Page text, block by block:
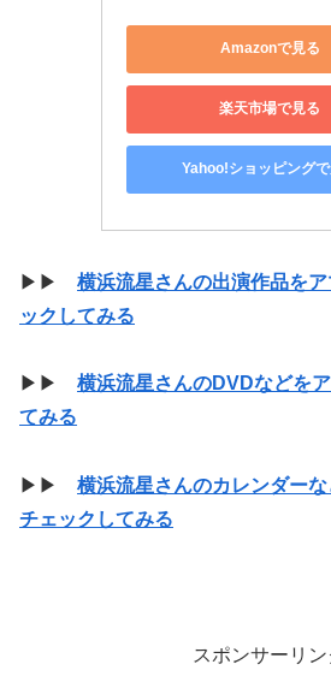
Amazonで見る
楽天市場で見る
Yahoo!ショッピング
▶▶ 横浜流星さんの出演作品を
ックしてみる
▶▶ 横浜流星さんのDVDなどを
てみる
▶▶ 横浜流星さんのカレンダー
チェックしてみる
スポンサーリン